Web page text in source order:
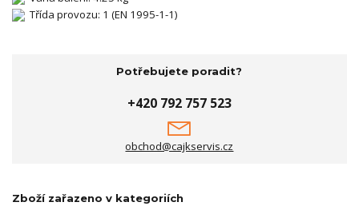
Třída provozu: 1 (EN 1995-1-1)
Potřebujete poradit?
+420 792 757 523
obchod@cajkservis.cz
Zboží zařazeno v kategoriích